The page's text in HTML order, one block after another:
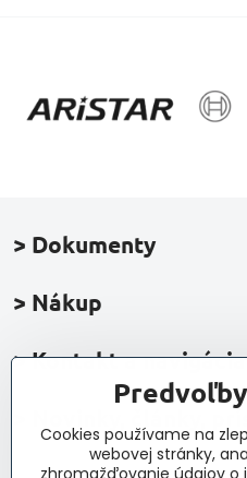
> Dokumenty
> Nákup
> Kontakt a navigácia
> Novinky, články,
Cookies používame na
webovej stránky,
zhromažďovanie údajov o